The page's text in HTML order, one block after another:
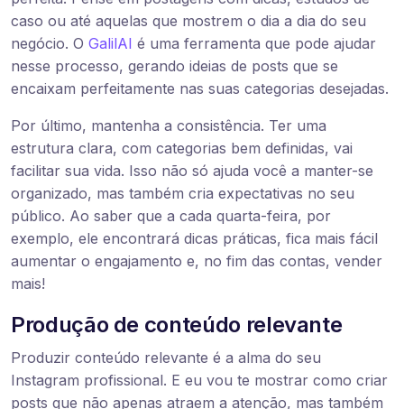
caso ou até aquelas que mostrem o dia a dia do seu
negócio. O GalilAI é uma ferramenta que pode ajudar
nesse processo, gerando ideias de posts que se
encaixam perfeitamente nas suas categorias desejadas.
Por último, mantenha a consistência. Ter uma
estrutura clara, com categorias bem definidas, vai
facilitar sua vida. Isso não só ajuda você a manter-se
organizado, mas também cria expectativas no seu
público. Ao saber que a cada quarta-feira, por
exemplo, ele encontrará dicas práticas, fica mais fácil
aumentar o engajamento e, no fim das contas, vender
mais!
Produção de conteúdo relevante
Produzir conteúdo relevante é a alma do seu
Instagram profissional. E eu vou te mostrar como criar
posts que não apenas atraem a atenção, mas também